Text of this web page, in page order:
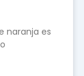
naranja es